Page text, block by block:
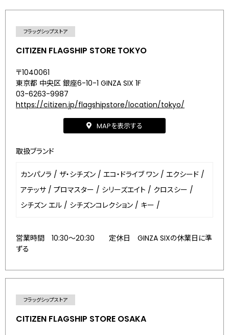
フラッグシップストア
CITIZEN FLAGSHIP STORE TOKYO
〒1040061
東京都 中央区 銀座6-10-1 GINZA SIX 1F
03-6263-9987
https://citizen.jp/flagshipstore/location/tokyo/
MAPを表示する
取扱ブランド
カンパノラ / ザ・シチズン / エコ・ドライブ ワン / エクシード /
アテッサ / プロマスター / シリーズエイト / クロスシー /
シチズン エル / シチズンコレクション / キー /
営業時間 10:30～20:30 定休日 GINZA SIXの休業日に準
ずる
フラッグシップストア
CITIZEN FLAGSHIP STORE OSAKA